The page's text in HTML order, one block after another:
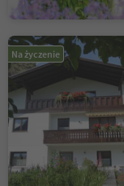
Na życzenie